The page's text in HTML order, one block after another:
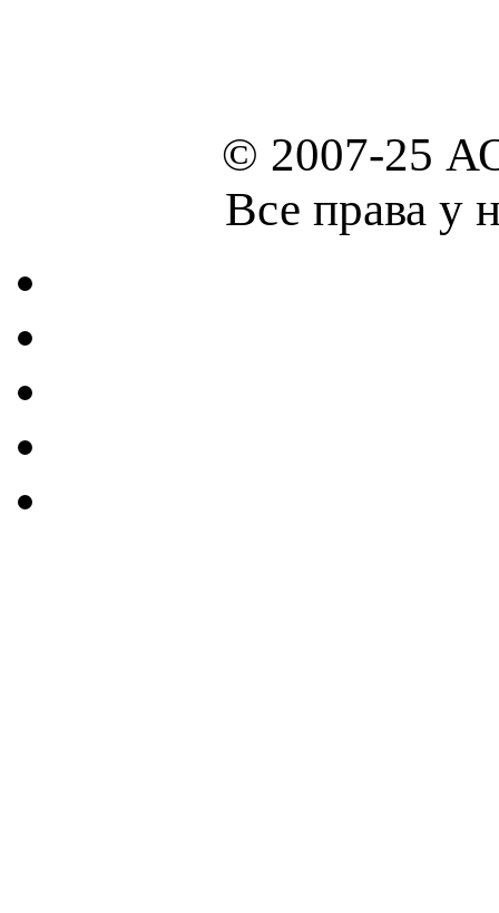
© 2007-25
Все права у